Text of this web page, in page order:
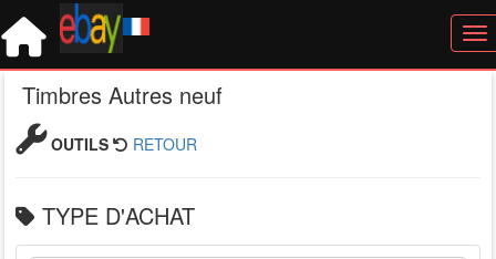
Timbres Autres neuf
OUTILS RETOUR
TYPE D'ACHAT